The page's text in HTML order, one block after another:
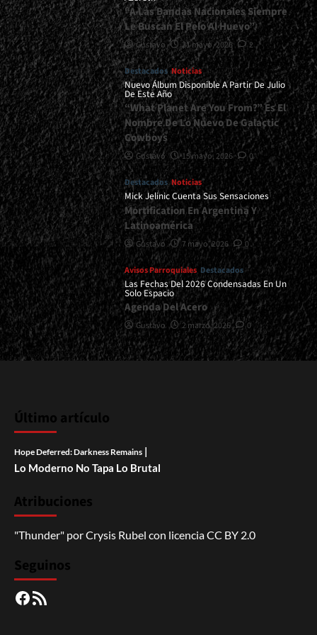
“A Las Bandas Nacionales Siempre
Le Buscan El Pelo Al Huevo”
Gustavo 21 mayo, 2026 2
Destacados Noticias
Nuevo Álbum Disponible A Partir De Julio
De Este Año
“What Planet Are You From?” Es El
Nombre De Lo Nuevo De Galactic
Cowboys
Gustavo 15 mayo, 2026 0
Destacados Noticias
Mick Jelinic Cuenta Sus Sensaciones
Mortification En Argentina Y
Latinoamérica
Gustavo 7 mayo, 2026 0
Avisos Parroquiales Destacados
Las Fechas Del 2026 Condensadas En Un
Solo Espacio
Agenda Del Acero
Gustavo 2 marzo, 2026 0
Último artículo
Hope Deferred: Darkness Remains |
Lo Moderno No Tapa Lo Brutal
Atribuciones
"Thunder" porCrysis Rubel con licenciaCC BY 2.0
Seguinos
Facebook
RSS